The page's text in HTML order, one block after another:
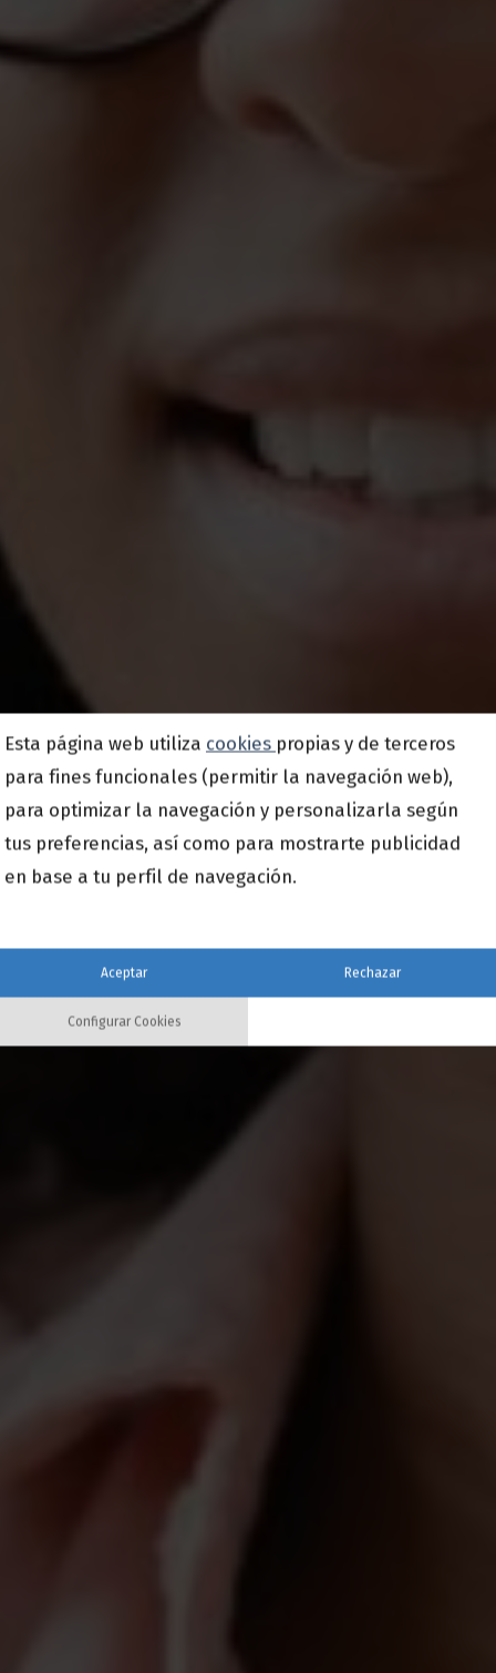
Esta página web utiliza cookies propias y de terceros
para fines funcionales (permitir la navegación web),
para optimizar la navegación y personalizarla según
tus preferencias, así como para mostrarte publicidad
en base a tu perfil de navegación.
Aceptar Rechazar
Configurar Cookies